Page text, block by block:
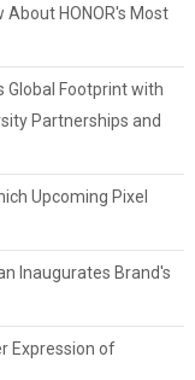
About HONOR's Most
Global Footprint with
Partnerships and
Upcoming Pixel
Inaugurates Brand's
Expression of